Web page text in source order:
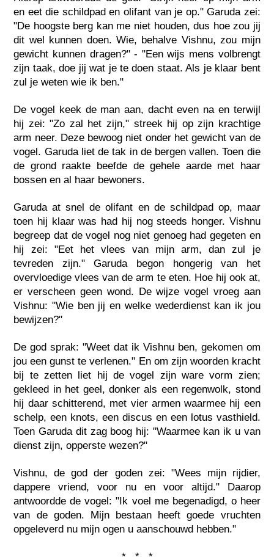
en eet die schildpad en olifant van je op." Garuda zei:
"De hoogste berg kan me niet houden, dus hoe zou jij
dit wel kunnen doen. Wie, behalve Vishnu, zou mijn
gewicht kunnen dragen?" - "Een wijs mens volbrengt
zijn taak, doe jij wat je te doen staat. Als je klaar bent
zul je weten wie ik ben."
De vogel keek de man aan, dacht even na en terwijl
hij zei: "Zo zal het zijn," streek hij op zijn krachtige
arm neer. Deze bewoog niet onder het gewicht van de
vogel. Garuda liet de tak in de bergen vallen. Toen die
de grond raakte beefde de gehele aarde met haar
bossen en al haar bewoners.
Garuda at snel de olifant en de schildpad op, maar
toen hij klaar was had hij nog steeds honger. Vishnu
begreep dat de vogel nog niet genoeg had gegeten en
hij zei: "Eet het vlees van mijn arm, dan zul je
tevreden zijn." Garuda begon hongerig van het
overvloedige vlees van de arm te eten. Hoe hij ook at,
er verscheen geen wond. De wijze vogel vroeg aan
Vishnu: "Wie ben jij en welke wederdienst kan ik jou
bewijzen?"
De god sprak: "Weet dat ik Vishnu ben, gekomen om
jou een gunst te verlenen." En om zijn woorden kracht
bij te zetten liet hij de vogel zijn ware vorm zien;
gekleed in het geel, donker als een regenwolk, stond
hij daar schitterend, met vier armen waarmee hij een
schelp, een knots, een discus en een lotus vasthield.
Toen Garuda dit zag boog hij: "Waarmee kan ik u van
dienst zijn, opperste wezen?"
Vishnu, de god der goden zei: "Wees mijn rijdier,
dappere vriend, voor nu en voor altijd." Daarop
antwoordde de vogel: "Ik voel me begenadigd, o heer
van de goden. Mijn bestaan heeft goede vruchten
opgeleverd nu mijn ogen u aanschouwd hebben."
* * *